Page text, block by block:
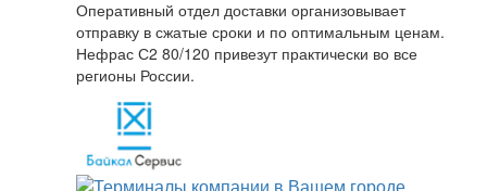
Оперативный отдел доставки организовывает
отправку в сжатые сроки и по оптимальным ценам.
Нефрас С2 80/120 привезут практически во все
регионы России.